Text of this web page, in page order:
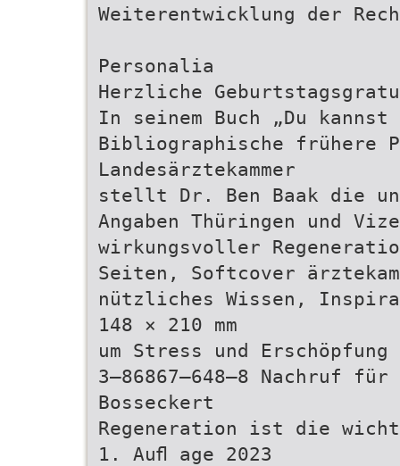
Weiterentwicklung der
Personalia
Herzliche
In seinem Buch „Du
Bibliographische frühere
Landesärztekammer
stellt Dr. Ben Baak die
Angaben Thüringen und
wirkungsvoller
Seiten, Softcover
nützliches Wissen,
148 × 210 mm
um Stress und
3–86867–648–8 Nachruf
Bosseckert
Regeneration ist die
1. Auﬂ age 2023